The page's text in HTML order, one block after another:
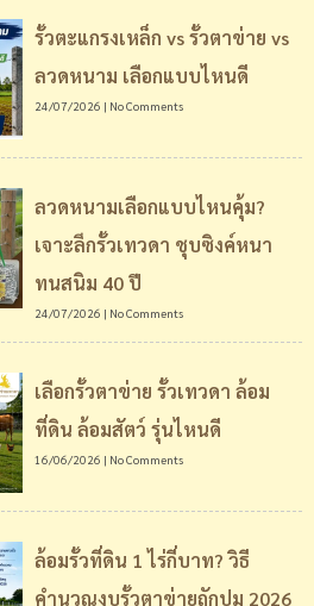
รั้วตะแกรงเหล็ก vs รั้วตาข่าย vs
ลวดหนาม เลือกแบบไหนดี
24/07/2026 No Comments
ลวดหนามเลือกแบบไหนคุ้ม?
เจาะลึกรั้วเทวดา ชุบซิงค์หนา
ทนสนิม 40 ปี
24/07/2026 No Comments
เลือกรั้วตาข่าย รั้วเทวดา ล้อม
ที่ดิน ล้อมสัตว์ รุ่นไหนดี
16/06/2026 No Comments
ล้อมรั้วที่ดิน 1 ไร่กี่บาท? วิธี
คำนวณงบรั้วตาข่ายถักปม 2026